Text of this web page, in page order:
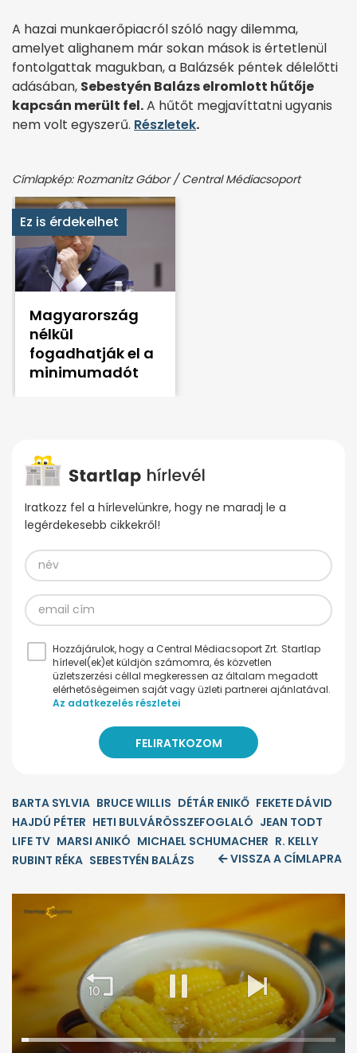
A hazai munkaerőpiacról szóló nagy dilemma,
amelyet alighanem már sokan mások is értetlenül
fontolgattak magukban, a Balázsék péntek délelőtti
adásában, Sebestyén Balázs elromlott hűtője
kapcsán merült fel.A hűtőt megjavíttatni ugyanis
nem volt egyszerű. Részletek.
Címlapkép: Rozmanitz Gábor / Central Médiacsoport
Ez is érdekelhet
Magyarország
nélkül
fogadhatják el a
minimumadót
Iratkozz fel a hírlevelünkre, hogy ne maradj le a
legérdekesebb cikkekről!
Hozzájárulok, hogy a Central Médiacsoport Zrt. Startlap
hírlevel(ek)et küldjön számomra, és közvetlen
üzletszerzési céllal megkeressen az általam megadott
elérhetőségeimen saját vagy üzleti partnerei ajánlatával.
Az adatkezelés részletei
BARTA SYLVIA BRUCE WILLIS DÉTÁR ENIKŐ FEKETE DÁVID
HAJDÚ PÉTER HETI BULVÁRÖSSZEFOGLALÓ JEAN TODT
LIFE TV MARSI ANIKÓ MICHAEL SCHUMACHER R. KELLY
RUBINT RÉKA SEBESTYÉN BALÁZS VISSZA A CÍMLAPRA